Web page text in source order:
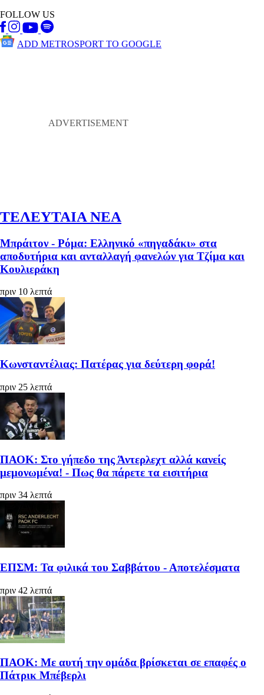
FOLLOW US
ADD METROSPORT TO GOOGLE
ΤΕΛΕΥΤΑΙΑ ΝΕΑ
Μπράιτον - Ρόμα: Ελληνικό «πηγαδάκι» στα
αποδυτήρια και ανταλλαγή φανελών για Τζίμα και
Κουλιεράκη
πριν 10 λεπτά
Κωνσταντέλιας: Πατέρας για δεύτερη φορά!
πριν 25 λεπτά
ΠΑΟΚ: Στο γήπεδο της Άντερλεχτ αλλά κανείς
μεμονωμένα! - Πως θα πάρετε τα εισιτήρια
πριν 34 λεπτά
ΕΠΣΜ: Τα φιλικά του Σαββάτου - Αποτελέσματα
πριν 42 λεπτά
ΠΑΟΚ: Με αυτή την ομάδα βρίσκεται σε επαφές ο
Πάτρικ Μπέβερλι